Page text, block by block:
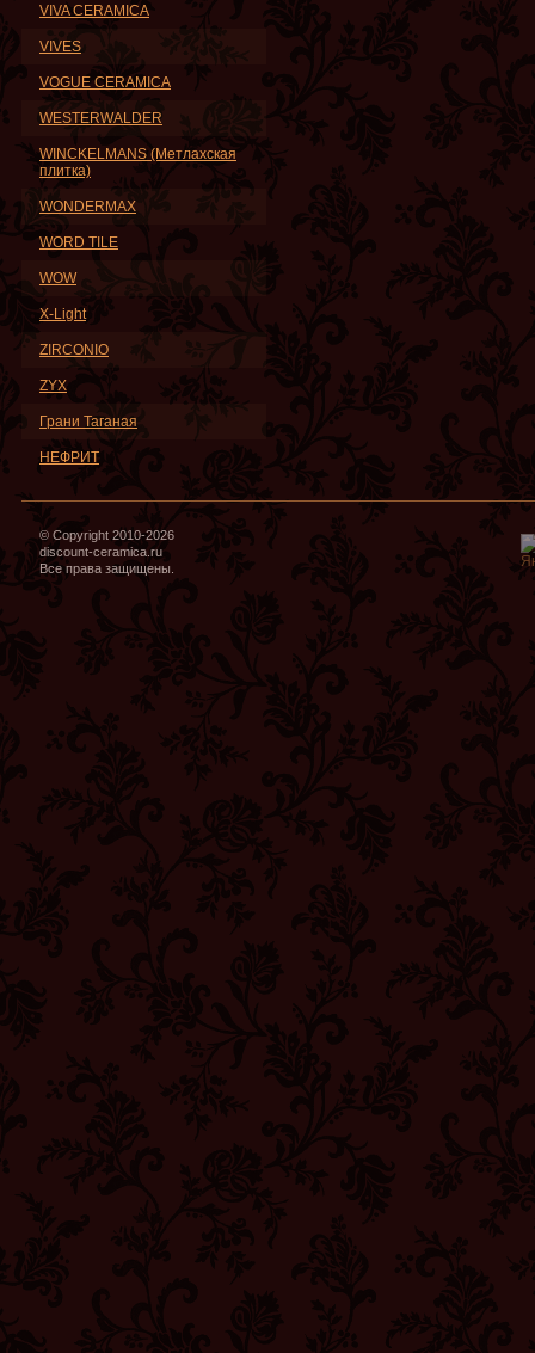
VIVA CERAMICA
VIVES
VOGUE CERAMICA
WESTERWALDER
WINCKELMANS (Метлахская
плитка)
WONDERMAX
WORD TILE
WOW
X-Light
ZIRCONIO
ZYX
Грани Таганая
НЕФРИТ
© Copyright 2010-2026
discount-ceramica.ru
Все права защищены.